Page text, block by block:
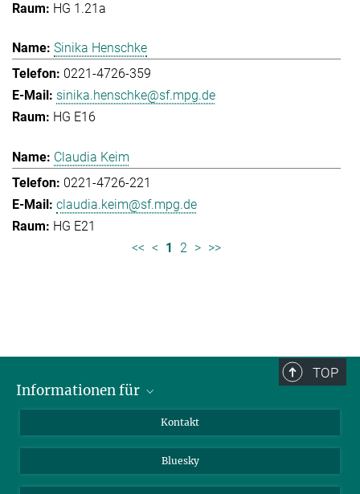
HG 1.21a
Sinika Henschke
0221-4726-359
sinika.henschke@sf.mpg.de
HG E16
Claudia Keim
0221-4726-221
claudia.keim@sf.mpg.de
HG E21
<< < 1 2 > >>
TOP
Informationen für
Bewerbende
Forschende
Kontakt
Bluesky